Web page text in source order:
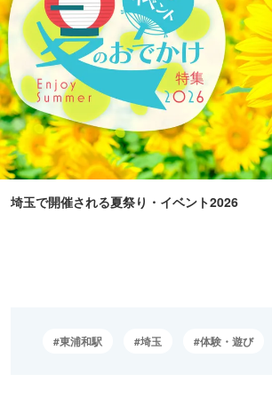
埼玉で開催される夏祭り・イベント2026
東浦和駅 埼玉 体験・遊び